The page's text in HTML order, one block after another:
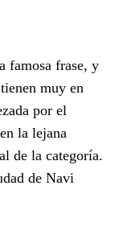
famosa frase, y
muy en
por el
la lejana
de la categoría.
de Navi